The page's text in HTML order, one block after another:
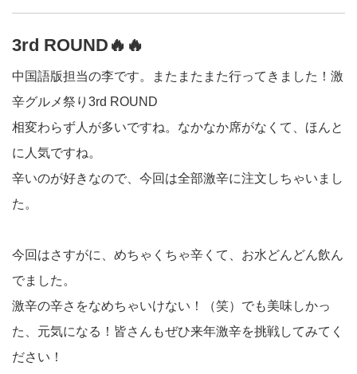
3rd ROUND🔥🔥
中国語版担当の李です。またまたまた行ってきました！激
辛グルメ祭り3rd ROUND
相変わらず人が多いですね。なかなか席がなくて、ほんと
に人気ですね。
辛いのが好きなので、今回は全部激辛に注文しちゃいまし
た。
今回はさすがに、めちゃくちゃ辛くて、お水どんどん飲ん
でました。
激辛の辛さをなめちゃいけない！（笑）でも美味しかっ
た、元気になる！皆さんもぜひ来年激辛を挑戦してみてく
ださい！